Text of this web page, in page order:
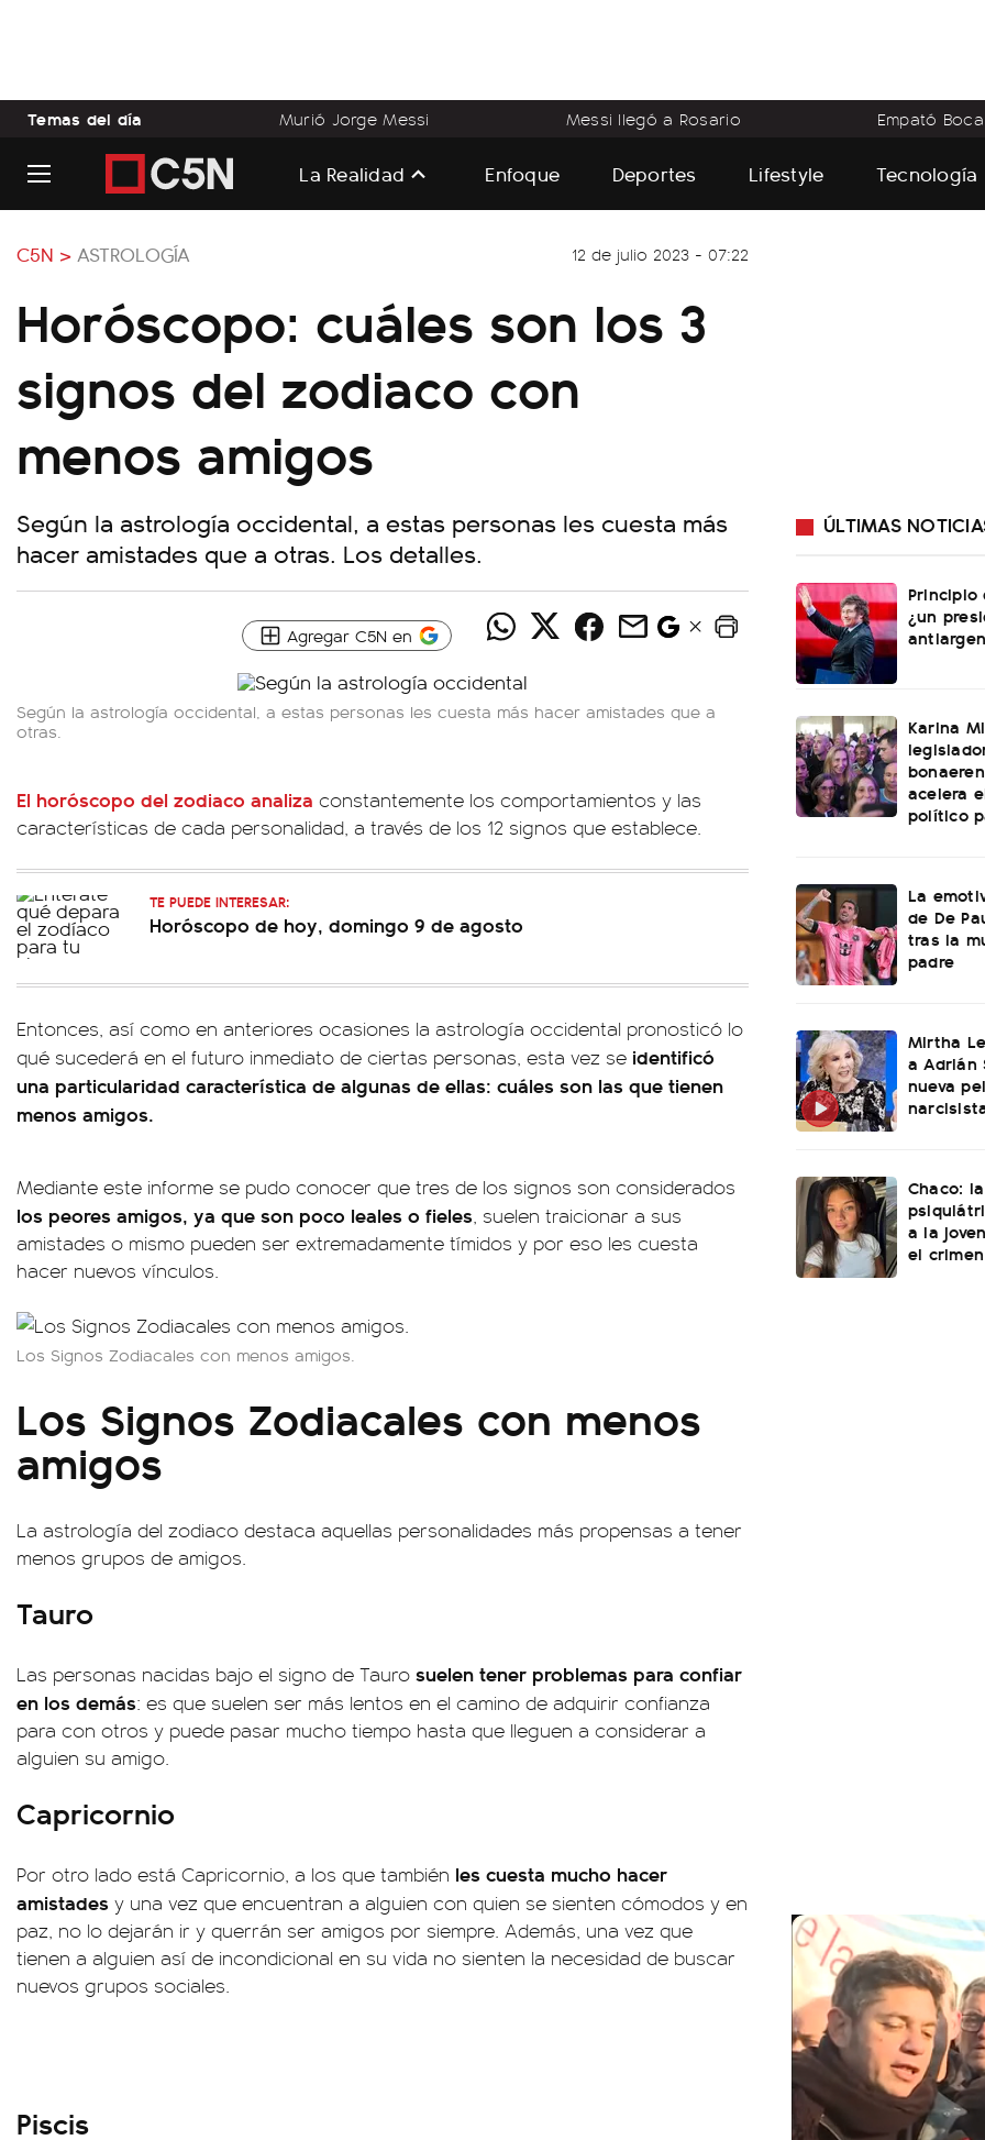
Temas del día Murió Jorge Messi Messi llegó a Rosario Empató Boca
La Realidad Enfoque Deportes Lifestyle Tecnología
C5N > ASTROLOGÍA 12 de julio 2023 - 07:22
Horóscopo: cuáles son los 3
signos del zodiaco con
menos amigos
Según la astrología occidental, a estas personas les cuesta más
hacer amistades que a otras. Los detalles.
Agregar C5N en
Según la astrología occidental, a estas personas les cuesta más hacer amistades que a
otras.
El horóscopo del zodiaco analiza constantemente los comportamientos y las
características de cada personalidad, a través de los 12 signos que establece.
TE PUEDE INTERESAR:
Horóscopo de hoy, domingo 9 de agosto
Entonces, así como en anteriores ocasiones la astrología occidental pronosticó lo
qué sucederá en el futuro inmediato de ciertas personas, esta vez se identificó
una particularidad característica de algunas de ellas: cuáles son las que tienen
menos amigos.
Mediante este informe se pudo conocer que tres de los signos son considerados
los peores amigos, ya que son poco leales o fieles, suelen traicionar a sus
amistades o mismo pueden ser extremadamente tímidos y por eso les cuesta
hacer nuevos vínculos.
Los Signos Zodiacales con menos amigos.
Los Signos Zodiacales con menos
amigos
La astrología del zodiaco destaca aquellas personalidades más propensas a tener
menos grupos de amigos.
Tauro
Las personas nacidas bajo el signo de Tauro suelen tener problemas para confiar
en los demás: es que suelen ser más lentos en el camino de adquirir confianza
para con otros y puede pasar mucho tiempo hasta que lleguen a considerar a
alguien su amigo.
Capricornio
Por otro lado está Capricornio, a los que también les cuesta mucho hacer
amistades y una vez que encuentran a alguien con quien se sienten cómodos y en
paz, no lo dejarán ir y querrán ser amigos por siempre. Además, una vez que
tienen a alguien así de incondicional en su vida no sienten la necesidad de buscar
nuevos grupos sociales.
Piscis
ÚLTIMAS
Principio
¿un
Karina
acelera
político
La
de De
tras la
padre
Mirtha
a Adrián
nueva
Chaco:
a la
el